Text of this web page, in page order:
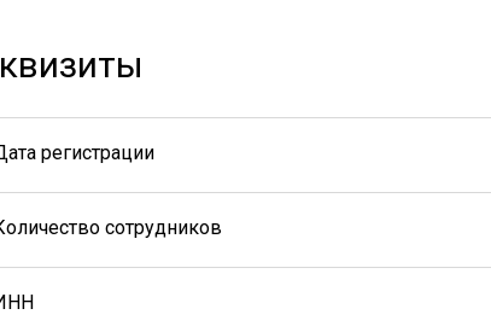
регистрации
сотрудников